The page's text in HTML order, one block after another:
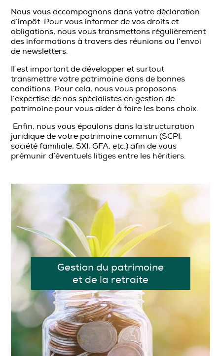
Nous vous accompagnons dans votre déclaration
d’impôt. Pour vous informer de vos droits et
obligations, nous vous transmettons régulièrement
des informations à travers des réunions ou l’envoi
de newsletters.
Il est important de développer et surtout
transmettre votre patrimoine dans de bonnes
conditions. Pour cela, nous vous proposons
l’expertise de nos spécialistes en gestion de
patrimoine pour vous aider à faire les bons choix.
Enfin, nous vous épaulons dans la structuration
juridique de votre patrimoine commun (SCPI,
société familiale, SXI, GFA, etc.) afin de vous
prémunir d’éventuels litiges entre les héritiers.
Gestion du patrimoine
et de la retraite